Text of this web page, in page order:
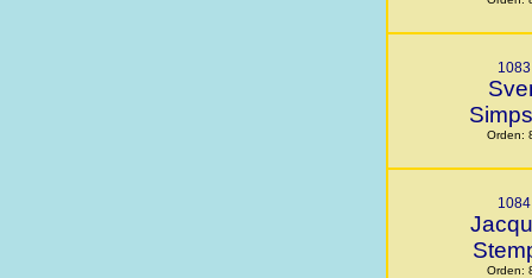
1083
Orden:
1084
Orden: